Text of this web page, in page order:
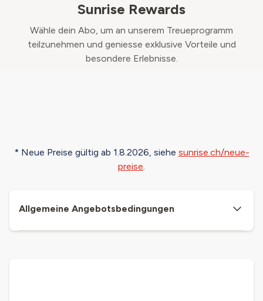
Sunrise Rewards
Wähle dein Abo, um an unserem Treueprogramm
teilzunehmen und geniesse exklusive Vorteile und
besondere Erlebnisse.
* Neue Preise gültig ab 1.8.2026, siehe sunrise.ch/neue-
preise.
Allgemeine Angebotsbedingungen